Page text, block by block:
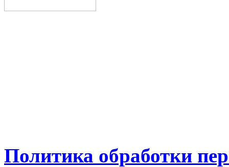
Политика обработки